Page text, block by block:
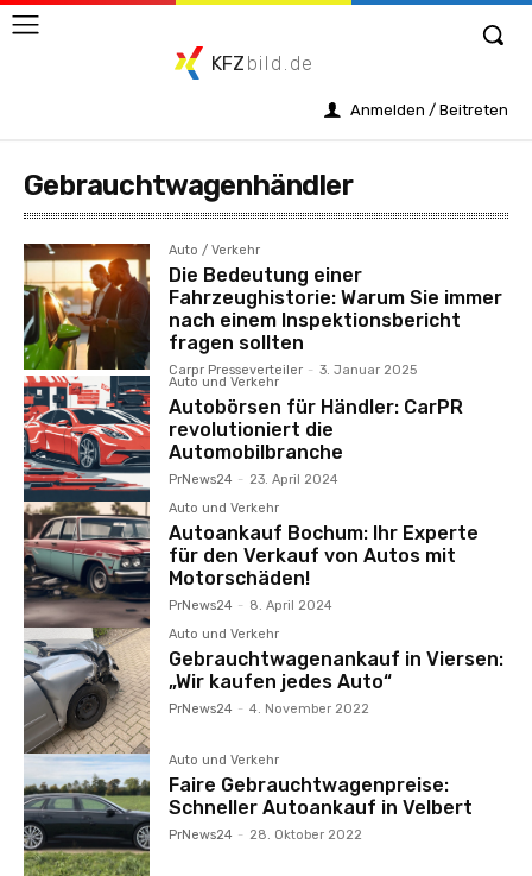
KFZ bild.de
Anmelden / Beitreten
Gebrauchtwagenhändler
Auto / Verkehr
Die Bedeutung einer
Fahrzeughistorie: Warum Sie immer
nach einem Inspektionsbericht
fragen sollten
Carpr Presseverteiler - 3. Januar 2025
Auto und Verkehr
Autobörsen für Händler: CarPR
revolutioniert die
Automobilbranche
PrNews24 - 23. April 2024
Auto und Verkehr
Autoankauf Bochum: Ihr Experte
für den Verkauf von Autos mit
Motorschäden!
PrNews24 - 8. April 2024
Auto und Verkehr
Gebrauchtwagenankauf in Viersen:
„Wir kaufen jedes Auto“
PrNews24 - 4. November 2022
Auto und Verkehr
Faire Gebrauchtwagenpreise:
Schneller Autoankauf in Velbert
PrNews24 - 28. Oktober 2022